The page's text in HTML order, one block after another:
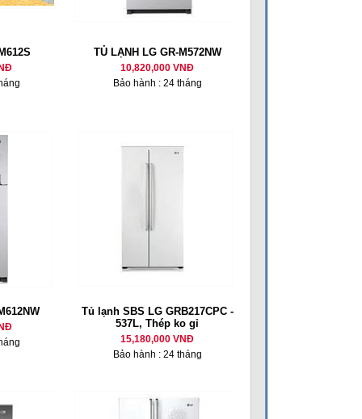
TỦ LẠNH LG GR-M572NW
10,820,000 VNĐ
Bảo hành : 24 tháng
Tủ lạnh SBS LG GRB217CPC -
537L, Thép ko gỉ
15,180,000 VNĐ
Bảo hành : 24 tháng